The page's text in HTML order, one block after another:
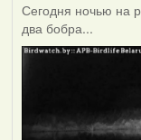
Сегодня ночью на
два бобра...